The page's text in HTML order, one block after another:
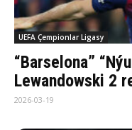
UEFA Çempionlar Ligasy
“Barselona”
Lewandowski 2
2026-03-19